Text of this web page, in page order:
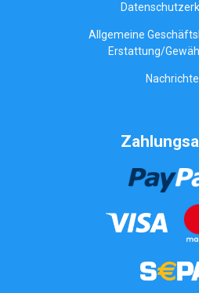
Allgemeine
Erstattung/